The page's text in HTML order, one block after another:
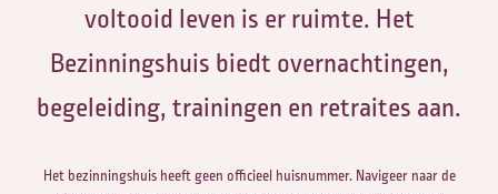
voltooid leven is er ruimte. Het
Bezinningshuis biedt overnachtingen,
begeleiding, trainingen en retraites aan.
Het bezinningshuis heeft geen officieel huisnummer. Navigeer naar de